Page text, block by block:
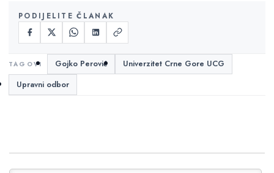
PODIJELITE ČLANAK
Gojko Perović
Univerzitet Crne Gore UCG
Upravni odbor